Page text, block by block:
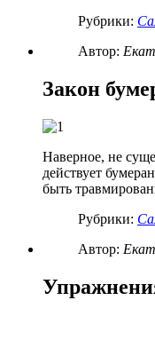
Рубрики:
Автор:
Закон
Наверное, не
действует
быть
Рубрики:
Автор: